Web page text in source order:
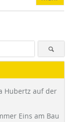
Hubertz auf der
Eins am Bau